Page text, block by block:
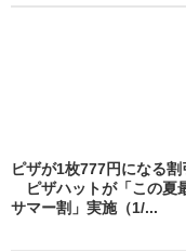
ピザが1枚777円になる割
ピザハットが「この夏
サマー割」実施（1/...